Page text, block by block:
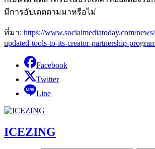
มีการอัปเดตตามมาหรือไม่
ที่มา: https://www.socialmediatoday.com/
updated-tools-to-its-creator-partnership-
Facebook
Twitter
Line
ICEZING